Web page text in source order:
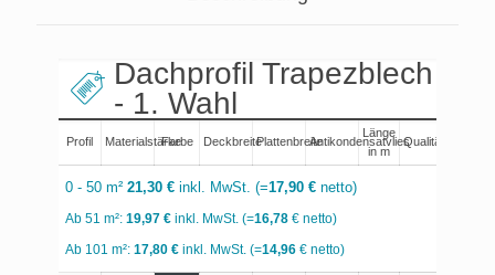
Dachprofil Trapezblech 35/
- 1. Wahl
Profil Materialstärke
Farbe DeckbreitePlattenbreiteAntikondensatvlies
Länge
in m
Qualität
0 - 50 m² 21,30 € inkl. MwSt. (=17,90 € netto)
Ab 51 m²: 19,97 € inkl. MwSt. (=16,78 € netto)
Ab 101 m²: 17,80 € inkl. MwSt. (=14,96 € netto)